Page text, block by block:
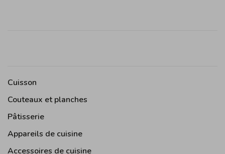
Cuisson
Couteaux et planches
Pâtisserie
Appareils de cuisine
Accessoires de cuisine